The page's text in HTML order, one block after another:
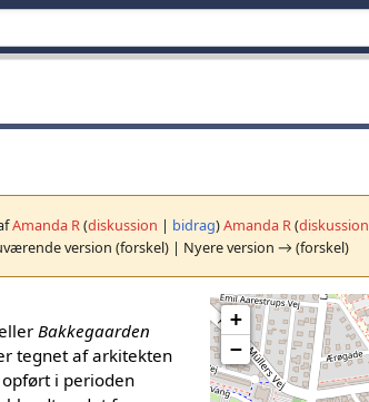
Amanda R(diskussion | bidrag)Amanda R(diskussion
version (forskel) | Nyere version → (forskel)
+
−
Bakkegaarden
tegnet af arkitekten
i perioden